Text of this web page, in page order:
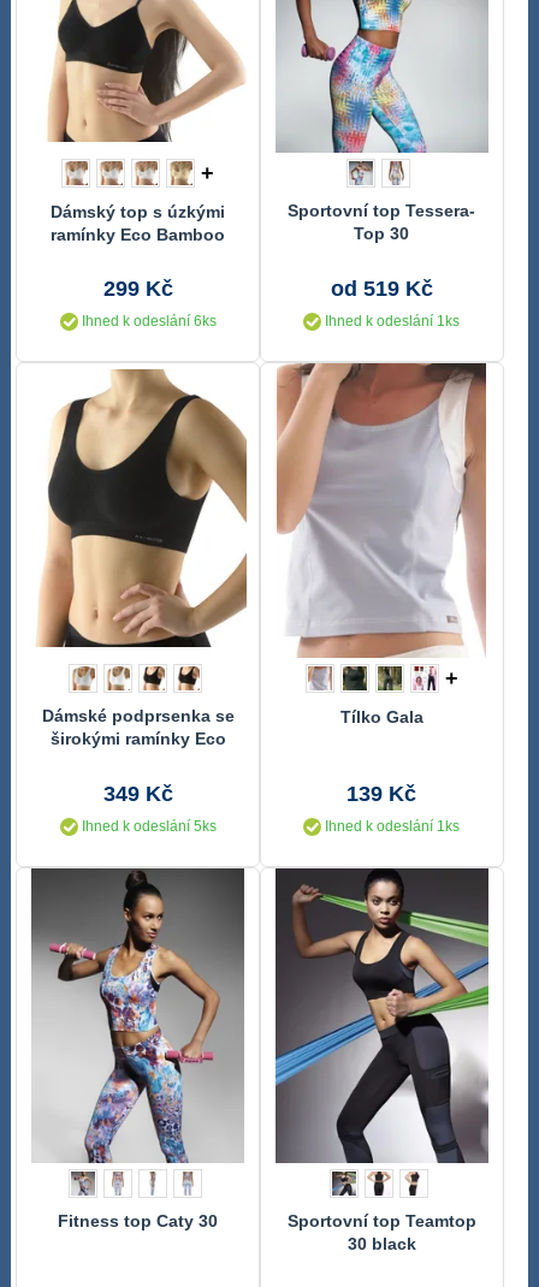
+
Dámský top s úzkými
ramínky Eco Bamboo
299 Kč
Ihned k odeslání 6ks
Sportovní top Tessera-
Top 30
od 519 Kč
Ihned k odeslání 1ks
Dámské podprsenka se
širokými ramínky Eco
349 Kč
Ihned k odeslání 5ks
+
Tílko Gala
139 Kč
Ihned k odeslání 1ks
Fitness top Caty 30
Sportovní top Teamtop
30 black